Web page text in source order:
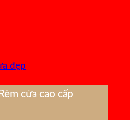
Rèm cửa cao cấp